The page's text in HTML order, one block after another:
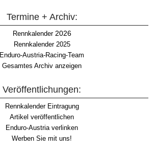
Termine + Archiv:
Rennkalender2026
Rennkalender 2025
Enduro-Austria-Racing-Team
Gesamtes Archiv anzeigen
Veröffentlichungen:
Rennkalender Eintragung
Artikel veröffentlichen
Enduro-Austria verlinken
Werben Sie mit uns!